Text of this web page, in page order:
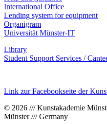
International Office
Lending system for equipment
Organigram
Universität Münster-IT
Library
Student Support Services /
Link zur Facebookseite der
© 2026 /// Kunstakademie
Münster /// Germany